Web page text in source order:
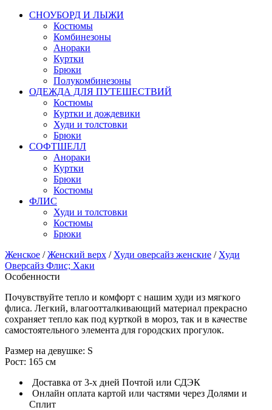
СНОУБОРД И ЛЫЖИ
Костюмы
Комбинезоны
Анораки
Куртки
Брюки
Полукомбинезоны
ОДЕЖДА ДЛЯ ПУТЕШЕСТВИЙ
Костюмы
Куртки и дождевики
Худи и толстовки
Брюки
СОФТШЕЛЛ
Анораки
Куртки
Брюки
Костюмы
ФЛИС
Худи и толстовки
Костюмы
Брюки
Женское / Женский верх / Худи оверсайз женские / Худи
Оверсайз Флис; Хаки
Особенности
Почувствуйте тепло и комфорт с нашим худи из мягкого
флиса. Легкий, влагоотталкивающий материал прекрасно
сохраняет тепло как под курткой в мороз, так и в качестве
самостоятельного элемента для городских прогулок.
Размер на девушке: S
Рост: 165 см
Доставка от 3-х дней Почтой или СДЭК
Онлайн оплата картой или частями через Долями и
Сплит